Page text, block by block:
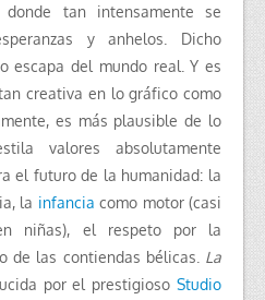
donde tan intensamente se
y anhelos. Dicho
escapa del mundo real.Y es
creativa en lo gráfico como
es más plausible de lo
valores absolutamente
el futuro de la humanidad: la
la infancia como motor (casi
niñas), el respeto por la
de las contiendas bélicas. La
por el prestigiosoStudio